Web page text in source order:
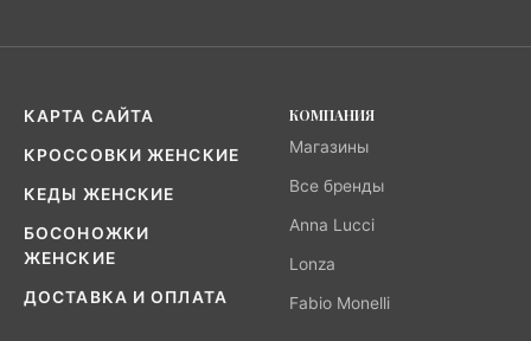
КАРТА САЙТА
КРОССОВКИ ЖЕНСКИЕ
КЕДЫ ЖЕНСКИЕ
БОСОНОЖКИ
ЖЕНСКИЕ
ДОСТАВКА И ОПЛАТА
КОМПАНИЯ
Магазины
Все бренды
Anna Lucci
Lonza
Fabio Monelli